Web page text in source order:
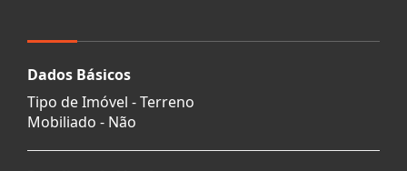
Dados Básicos
Tipo de Imóvel - Terreno
Mobiliado - Não